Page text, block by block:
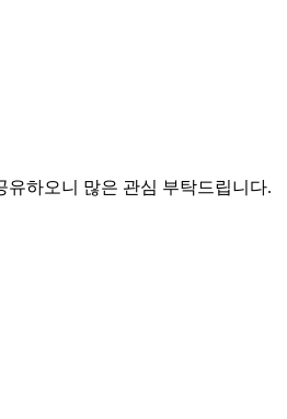
유하오니 많은 관심 부탁드립니다.